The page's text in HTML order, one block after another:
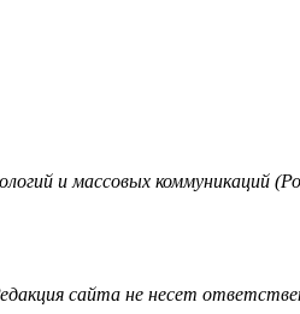
и массовых коммуникаций
сайта не несет